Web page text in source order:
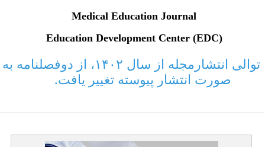
Medical Education Journal
توالی انتشارمجله از سال ۱۴۰۲، از دوفصلنامه به
صورت انتشار پیوسته تغییر یافت.